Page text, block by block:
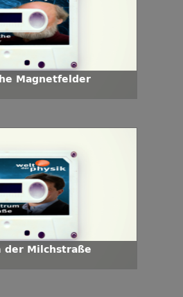
Magnetfelder
der Milchstraße